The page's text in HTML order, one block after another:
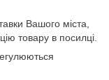
Вашого міста,
товару в посилці.